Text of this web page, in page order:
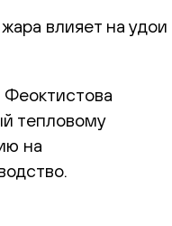
влияет на удои
тепловому
на